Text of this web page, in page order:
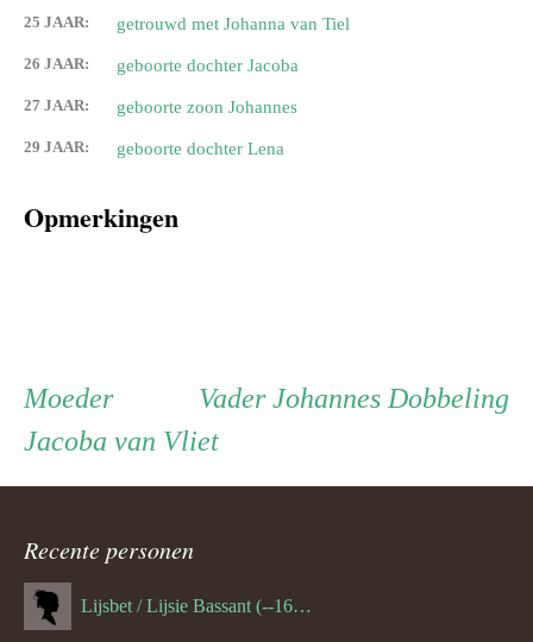
25 JAAR: getrouwd met Johanna van Tiel
26 JAAR: geboorte dochter Jacoba
27 JAAR: geboorte zoon Johannes
29 JAAR: geboorte dochter Lena
Opmerkingen
Persoon
ouder
navigatie
VaderVader
Johannes Dobbeling
MoederMoeder
Jacoba van Vliet
Recente personen
Lijsbet / Lijsie Bassant (--1687)